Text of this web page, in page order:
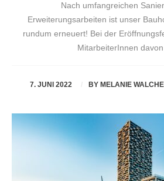
Nach umfangreichen
Erweiterungsarbeiten ist unser
rundum erneuert! Bei der
MitarbeiterInnen
7. JUNI 2022 BY MELANIE